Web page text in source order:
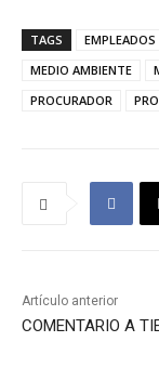
TAGS EMPLEADOS
MEDIO AMBIENTE
PROCURADOR
Artículo anterior
COMENTARIO A